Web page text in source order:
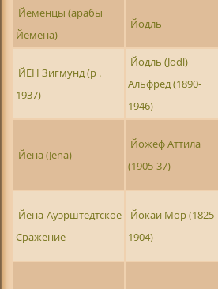
Йеменцы (арабы
Йемена)
Йодль
ЙЕН Зигмунд (р .
1937)
Йодль (Jodl)
Альфред (1890-
1946)
Йена (Jena)
Йожеф Аттила
(1905-37)
Йена-Ауэрштедтское
Сражение
Йокаи Мор (1825-
1904)